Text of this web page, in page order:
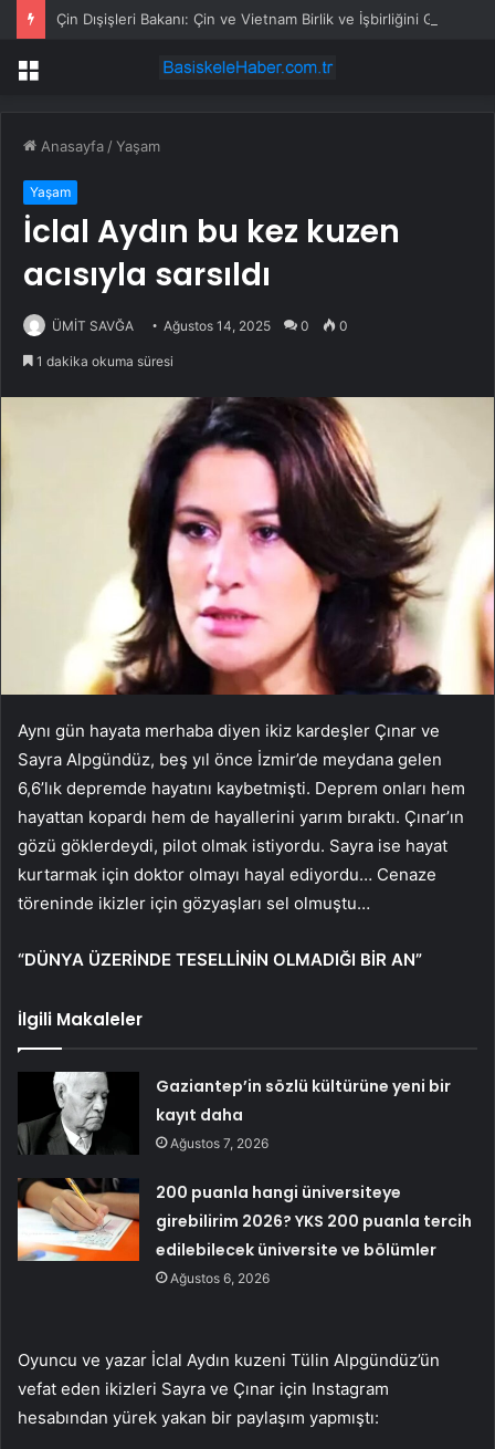
Menü
Anasayfa /Yaşam
Yaşam
İclal Aydın bu kez kuzen
acısıyla sarsıldı
ÜMİT SAVĞA Ağustos 14, 2025 0 0
1 dakika okuma süresi
Aynı gün hayata merhaba diyen ikiz kardeşler Çınar ve
Sayra Alpgündüz, beş yıl önce İzmir’de meydana gelen
6,6’lık depremde hayatını kaybetmişti. Deprem onları hem
hayattan kopardı hem de hayallerini yarım bıraktı. Çınar’ın
gözü göklerdeydi, pilot olmak istiyordu. Sayra ise hayat
kurtarmak için doktor olmayı hayal ediyordu… Cenaze
töreninde ikizler için gözyaşları sel olmuştu…
“DÜNYA ÜZERİNDE TESELLİNİN OLMADIĞI BİR AN”
İlgili Makaleler
Gaziantep’in sözlü kültürüne yeni bir
kayıt daha
Ağustos 7, 2026
200 puanla hangi üniversiteye
girebilirim 2026? YKS 200 puanla tercih
edilebilecek üniversite ve bölümler
Ağustos 6, 2026
Oyuncu ve yazar İclal Aydın kuzeni Tülin Alpgündüz’ün
vefat eden ikizleri Sayra ve Çınar için Instagram
hesabından yürek yakan bir paylaşım yapmıştı: